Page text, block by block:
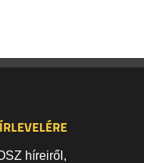
híreiről,